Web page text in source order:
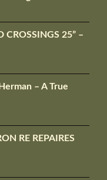
CROSSINGS 25” –
– A True
RE REPAIRES